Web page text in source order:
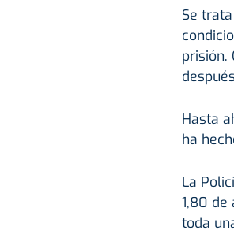
Se
prisión.
Hasta
ha
La
1,80 de
toda